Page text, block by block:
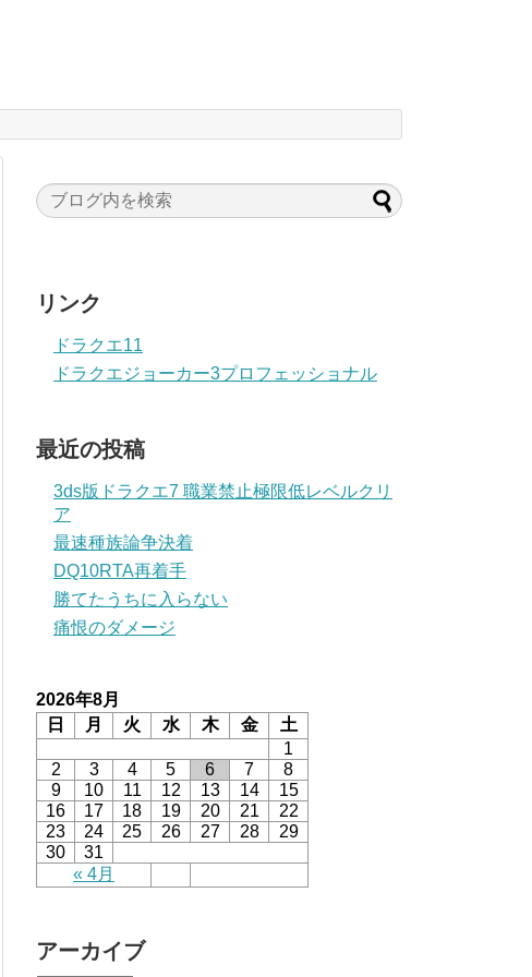
リンク
ドラクエ11
ドラクエジョーカー3プロフェッショナル
最近の投稿
3ds版ドラクエ7 職業禁止極限低レベルクリ
ア
最速種族論争決着
DQ10RTA再着手
勝てたうちに入らない
痛恨のダメージ
2026年8月
日
月 火 水 木 金 土
« 4月
1
2
3 4 5 6 7
8
9
10 11 12 13 14
15
16
17 18 19 20 21
22
23
24 25 26 27 28
29
30
31
アーカイブ